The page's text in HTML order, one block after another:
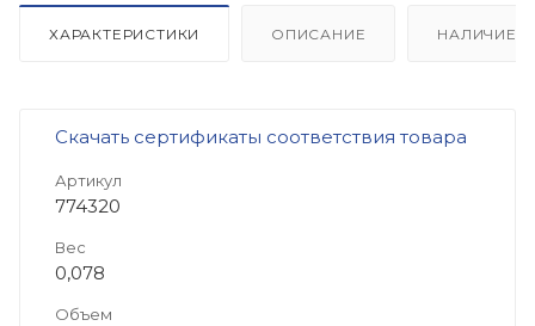
ХАРАКТЕРИСТИКИ ОПИСАНИЕ НАЛИЧИЕ
Скачать сертификаты соответствия товара
Артикул
774320
Вес
0,078
Объем